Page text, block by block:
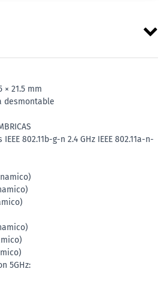
× 21.5 mm
desmontable
802.11b-g-n 2.4 GHz IEEE 802.11a-n-
5GHz: